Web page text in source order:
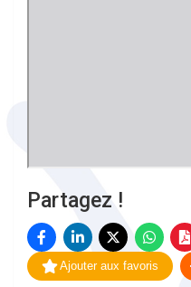
Partagez !
Ajouter aux favoris